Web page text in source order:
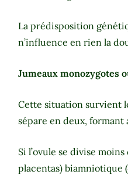
La prédisposition
n’influence en rien la
Jumeaux monozygotes
Cette situation survient
sépare en deux,
Si l’ovule se divise
placentas) biamniotique